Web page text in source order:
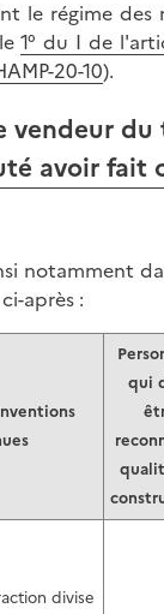
le régime des
1° du I de
20-10).
vendeur
avoir fait
notamment
après :
qui
divise